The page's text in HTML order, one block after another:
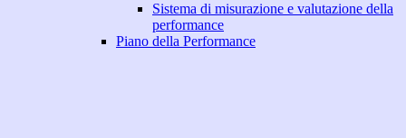
Sistema di misurazione e valutazione della
performance
Piano della Performance